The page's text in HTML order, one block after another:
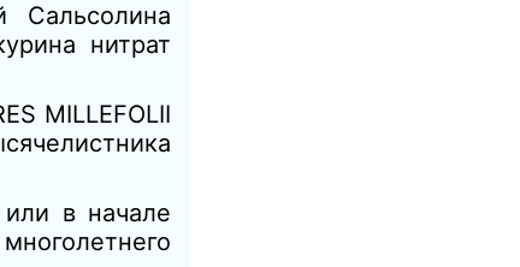
Сальсолина
нитрат
MILLEFOLII
в начале